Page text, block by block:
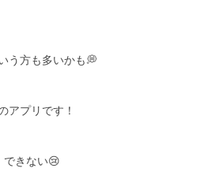
う方も多いかも💭
アプリです！
できない😢